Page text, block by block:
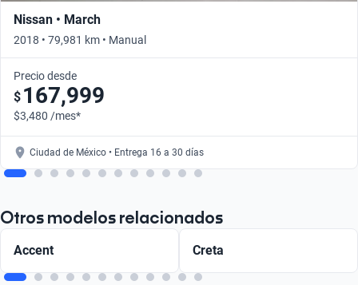
Nissan • March
2018 • 79,981 km • Manual
Precio desde
$ 167,999
$3,480 /mes*
Ciudad de México • Entrega 16 a 30 días
Otros modelos relacionados
Accent Creta